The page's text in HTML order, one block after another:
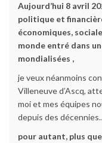
Aujourd’hui 8 avril
politique et
économiques,
monde entré dans
mondialisées ,
je veux néanmoins
Villeneuve d’Ascq,
moi et mes équipes
depuis des
pour autant, plus